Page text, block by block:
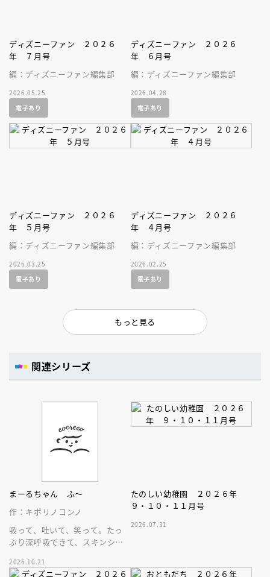
ディズニーファン ２０２６
年 ７月号
編：ディズニーファン編集部
2026.05.25
電子あり
ディズニーファン ２０２６
年 ６月号
編：ディズニーファン編集部
2026.04.28
電子あり
ディズニーファン ２０２６
年 ５月号
編：ディズニーファン編集部
2026.03.25
電子あり
ディズニーファン ２０２６
年 ４月号
編：ディズニーファン編集部
2026.02.25
電子あり
もっと見る
関連シリーズ
まーるちゃん ふ～
作：キボリノコンノ
吸って、吐いて、笑って。たっ
ぷり深呼吸できて、スキンシッ
家、キボリノコンノ初のファー
2026.10.21
たのしい幼稚園 ２０２６年
９・１０・１１月号
2026.07.31